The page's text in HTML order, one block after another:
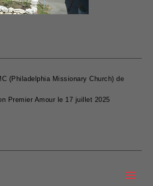
(Philadelphia Missionary Church) de
Premier Amour le 17 juillet 2025